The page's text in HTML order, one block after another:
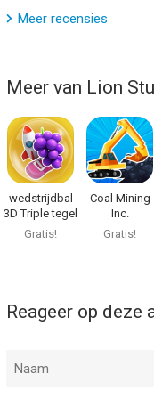
Meer recensies
Meer van Lion
wedstrijdbal
3D Triple tegel
Gratis!
Coal Mining
Inc.
Gratis!
Reageer op deze